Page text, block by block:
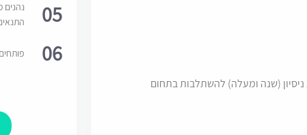
(שנה ומעלה) להשתלבות בתחום
05
נהנים
06